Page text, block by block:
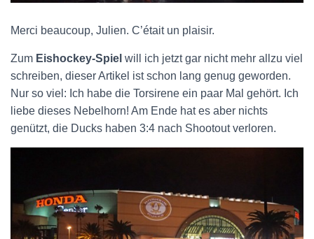
Merci beaucoup, Julien. C’était un plaisir.
Zum Eishockey-Spiel will ich jetzt gar nicht mehr allzu viel
schreiben, dieser Artikel ist schon lang genug geworden.
Nur so viel: Ich habe die Torsirene ein paar Mal gehört. Ich
liebe dieses Nebelhorn! Am Ende hat es aber nichts
genützt, die Ducks haben 3:4 nach Shootout verloren.